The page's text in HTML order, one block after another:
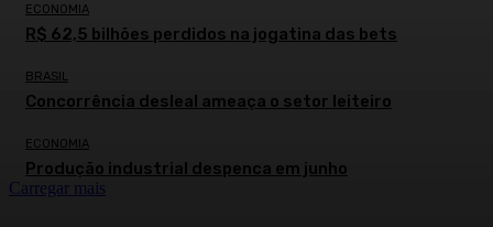
ECONOMIA
R$ 62,5 bilhões perdidos na jogatina das bets
BRASIL
Concorrência desleal ameaça o setor leiteiro
ECONOMIA
Produção industrial despenca em junho
Carregar mais